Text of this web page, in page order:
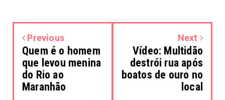
Previous
Quem é o homem
que levou menina
do Rio ao
Maranhão
Next
Vídeo: Multidão
destrói rua após
boatos de ouro no
local